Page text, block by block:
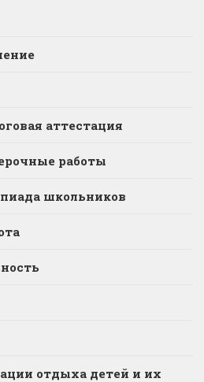
аттестация
работы
школьников
отдыха детей и их